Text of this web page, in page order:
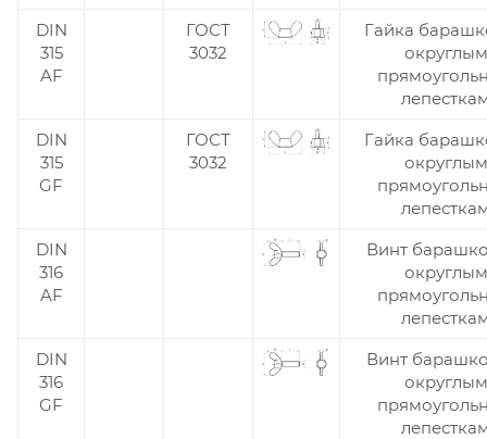
DIN
315
AF
ГОСТ
3032
Гайка
DIN
315
GF
ГОСТ
3032
Гайка
DIN
316
AF
Винт
DIN
316
GF
Винт